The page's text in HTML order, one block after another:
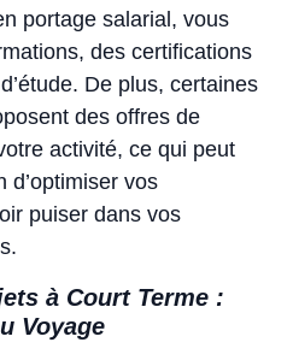
portage salarial, vous
des certifications
De plus, certaines
des offres de
activité, ce qui peut
d’optimiser vos
puiser dans vos
à Court Terme :
Voyage